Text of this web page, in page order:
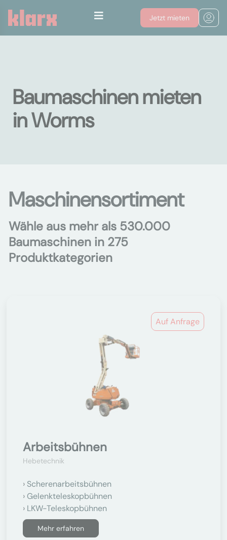
Jetzt mieten
Baumaschinen mieten
in Worms
Maschinensortiment
Wähle aus mehr als 530.000
Baumaschinen in 275
Produktkategorien
Auf Anfrage
Arbeitsbühnen
Hebetechnik
Scherenarbeitsbühnen
Gelenkteleskopbühnen
LKW-Teleskopbühnen
Mehr erfahren